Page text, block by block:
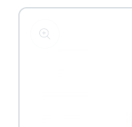
Passa alle
informazioni
sul prodotto